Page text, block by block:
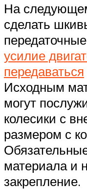
На
сделать
усилие
передаваться
Исходным
могут
колесики с
размером с
материала и
закрепление.